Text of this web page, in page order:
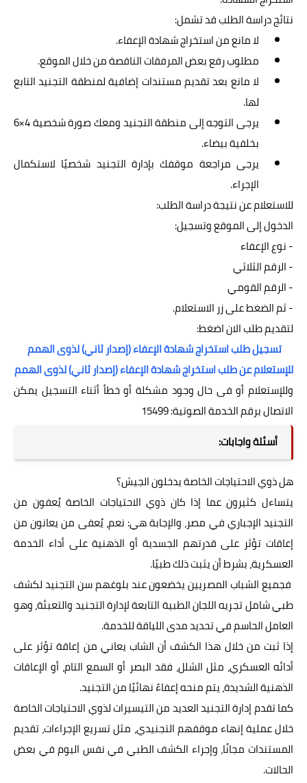
نتائج دراسة الطلب قد تشمل:
لا مانع من استخراج شهادة الإعفاء.
مطلوب رفع بعض المرفقات الناقصة من خلال الموقع.
لا مانع بعد تقديم مستندات إضافية لمنطقة التجنيد التابع
لها.
يرجى التوجه إلى منطقة التجنيد ومعك صورة شخصية 4×6
بخلفية بيضاء.
يرجى مراجعة موقفك بإدارة التجنيد شخصيًا لاستكمال
الإجراء.
للاستعلام عن نتيجة دراسة الطلب:
الدخول إلى الموقع وتسجيل:
- نوع الإعفاء
- الرقم الثلاثي
- الرقم القومي
- ثم الضغط على زر الاستعلام.
لتقديم طلب الان اضغط:
تسجيل طلب استخراج شهادة الإعفاء (إصدار ثاني) لذوى الهمم
للإستعلام عن طلب استخراج شهادة الإعفاء (إصدار ثاني) لذوى الهمم
وللإستعلام أو فى حال وجود مشكلة أو خطأ أثناء التسجيل يمكن
الاتصال برقم الخدمة الصوتية: 15499
أسئلة واجابات:
هل ذوي الاحتياجات الخاصة يدخلون الجيش؟
يتساءل كثيرون عما إذا كان ذوي الاحتياجات الخاصة يُعفون من
التجنيد الإجباري في مصر، والإجابة هي: نعم، يُعفى من يعانون من
إعاقات تؤثر على قدرتهم الجسدية أو الذهنية على أداء الخدمة
العسكرية، بشرط أن يثبت ذلك طبيًا.
فجميع الشباب المصريين يخضعون عند بلوغهم سن التجنيد لكشف
طبي شامل تجريه اللجان الطبية التابعة لإدارة التجنيد والتعبئة، وهو
العامل الحاسم في تحديد مدى اللياقة للخدمة.
إذا ثبت من خلال هذا الكشف أن الشاب يعاني من إعاقة تؤثر على
أدائه العسكري، مثل الشلل، فقد البصر أو السمع التام، أو الإعاقات
الذهنية الشديدة، يتم منحه إعفاءً نهائيًا من التجنيد.
كما تقدم إدارة التجنيد العديد من التيسيرات لذوي الاحتياجات الخاصة
خلال عملية إنهاء موقفهم التجنيدي، مثل تسريع الإجراءات، تقديم
المستندات مجانًا، وإجراء الكشف الطبي في نفس اليوم في بعض
الحالات.